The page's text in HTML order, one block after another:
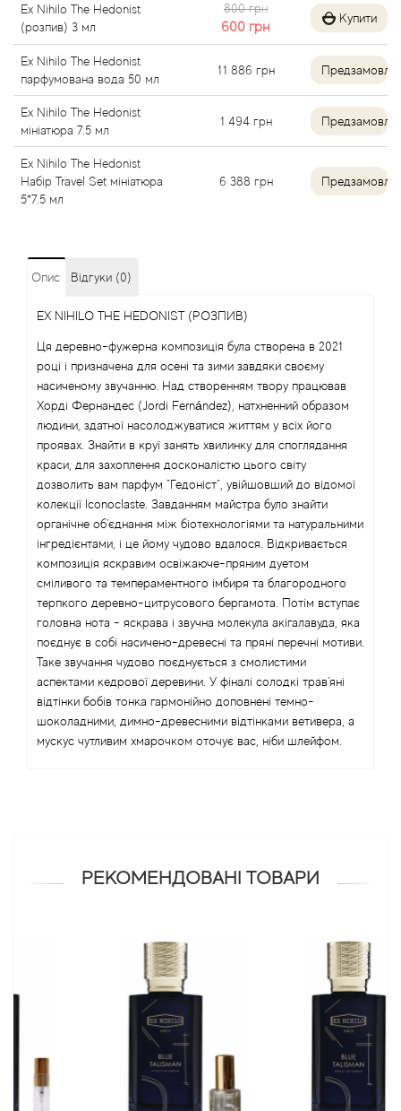
Ex Nihilo The Hedonist
(розпив) 3 мл
800 грн
600 грн
Купити
Ex Nihilo The Hedonist
парфумована вода 50 мл
11 886 грн
Ex Nihilo The Hedonist
мініатюра 7.5 мл
1 494 грн
Ex Nihilo The Hedonist
Набір Travel Set мініатюра
5*7.5 мл
6 388 грн
Опис Відгуки (0)
EX NIHILO THE HEDONIST (РОЗПИВ)
Ця деревно-фужерна композиція була створена в 2021
році і призначена для осені та зими завдяки своєму
насиченому звучанню. Над створенням твору працював
Хорді Фернандес (Jordi Fernández), натхненний образом
людини, здатної насолоджуватися життям у всіх його
проявах. Знайти в круї занять хвилинку для споглядання
краси, для захоплення досконалістю цього світу
дозволить вам парфум "Гедоніст", увійшовший до відомої
колекції Iconoclaste. Завданням майстра було знайти
органічне об'єднання між біотехнологіями та натуральними
інгредієнтами, і це йому чудово вдалося. Відкривається
композиція яскравим освіжаюче-пряним дуетом
сміливого та темпераментного імбиря та благородного
терпкого деревно-цитрусового бергамота. Потім вступає
головна нота - яскрава і звучна молекула акігалавуда, яка
поєднує в собі насичено-древесні та пряні перечні мотиви.
Таке звучання чудово поєднується з смолистими
аспектами кедрової деревини. У фіналі солодкі трав'яні
відтінки бобів тонка гармонійно доповнені темно-
шоколадними, димно-древесними відтінками ветивера, а
мускус чутливим хмарочком оточує вас, ніби шлейфом.
РЕКОМЕНДОВАНІ ТОВАРИ
Anna Sui
Annayake
Anne Fontaine
Annick Goutal
Antonio Banderas
Antonio Visconti
Aquolina
Arabesque Perfumes
Arabiyat
Aramis
Ariana Grande
Armaf
Armand Basi
Arrogance
Atelier Des Ors
Athena's